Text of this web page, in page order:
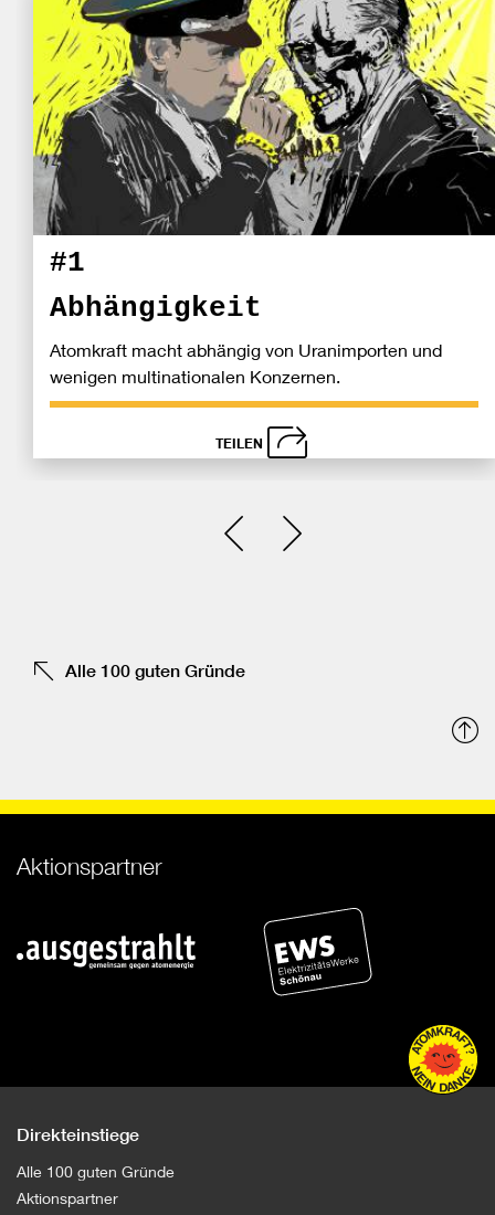
#1
Abhängigkeit
Atomkraft macht abhängig von Uranimporten und
wenigen multinationalen Konzernen.
TEILEN
Einen Slide zurück
Einen Slide vor
Alle 100 guten Gründe
Aktionspartner
Direkteinstiege
Alle 100 guten Gründe
Aktionspartner